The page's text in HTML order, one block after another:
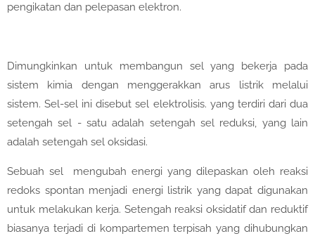
pengikatan dan pelepasan elektron.
Dimungkinkan untuk membangun sel yang bekerja pada
sistem kimia dengan menggerakkan arus listrik melalui
sistem. Sel-sel ini disebut sel elektrolisis. yang terdiri dari dua
setengah sel - satu adalah setengah sel reduksi, yang lain
adalah setengah sel oksidasi.
Sebuah sel mengubah energi yang dilepaskan oleh reaksi
redoks spontan menjadi energi listrik yang dapat digunakan
untuk melakukan kerja. Setengah reaksi oksidatif dan reduktif
biasanya terjadi di kompartemen terpisah yang dihubungkan